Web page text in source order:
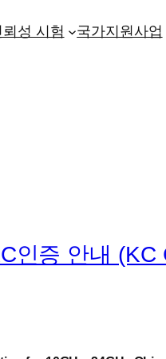
뢰성 시험 국가지원사업
인증 안내